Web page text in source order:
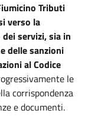
Tributi
verso la
servizi, sia in
delle sanzioni
al Codice
le
corrispondenza
e documenti.